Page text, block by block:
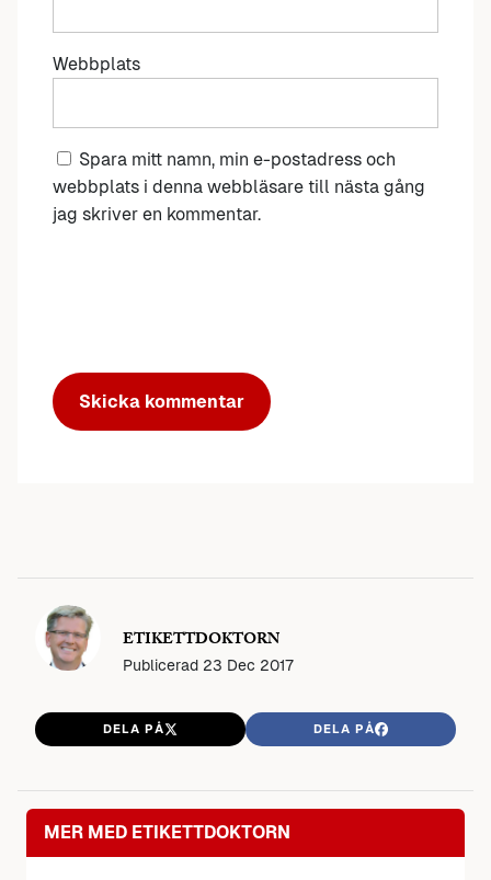
Webbplats
Spara mitt namn, min e-postadress och
webbplats i denna webbläsare till nästa gång
jag skriver en kommentar.
ETIKETTDOKTORN
Publicerad 23 Dec 2017
DELA PÅ DELA PÅ
MER MED ETIKETTDOKTORN